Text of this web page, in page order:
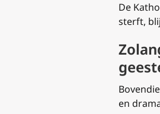
De
sterft,
en